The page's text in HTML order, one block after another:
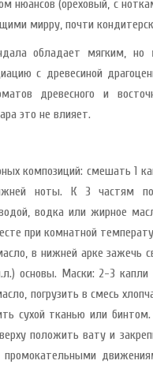
нюансов (ореховый, с
мирру, почти
обладает мягким,
с древесиной
древесного и
это не влияет.
композиций: смешать 1
ноты. К 3 частям
водка или жирное
при комнатной
в нижней арке зажечь
основы. Маски: 2-3 капли
погрузить в смесь
сухой тканью или
положить вату и